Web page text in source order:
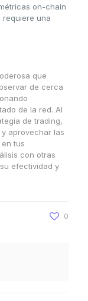
on-chain
requiere una
que
de cerca
de la red. Al
de trading,
aprovechar las
tus
con otras
efectividad y
0